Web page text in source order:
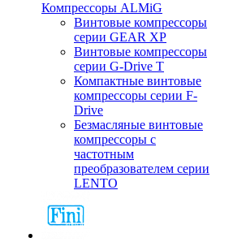
Компрессоры ALMiG
Винтовые компрессоры
серии GEAR XP
Винтовые компрессоры
серии G-Drive T
Компактные винтовые
компрессоры серии F-
Drive
Безмасляные винтовые
компрессоры с
частотным
преобразователем серии
LENTO